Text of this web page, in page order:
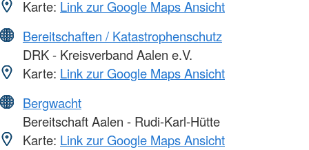
Karte: Link zur Google Maps Ansicht
Bereitschaften / Katastrophenschutz
DRK - Kreisverband Aalen e.V.
Karte: Link zur Google Maps Ansicht
Bergwacht
Bereitschaft Aalen - Rudi-Karl-Hütte
Karte: Link zur Google Maps Ansicht